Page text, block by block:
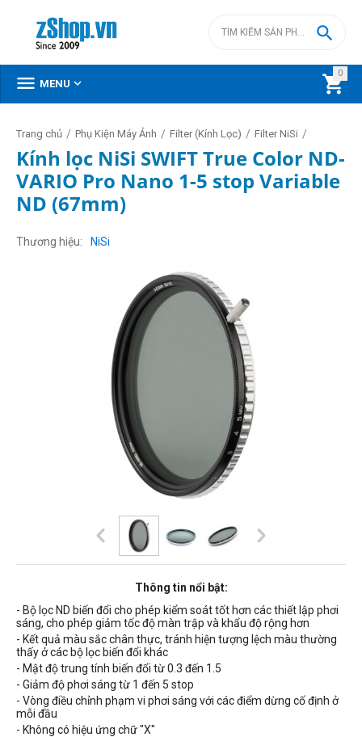
0


 MENU 
Trang chủ / Phụ Kiện Máy Ảnh / Filter (Kính Lọc) / Filter NiSi /
Kính lọc NiSi SWIFT True Color ND-
VARIO Pro Nano 1-5 stop Variable
ND (67mm)
Thương hiệu NiSi
Thông tin nổi bật:
- Bộ lọc ND biến đổi cho phép kiểm soát tốt hơn các thiết lập phơi
sáng, cho phép giảm tốc độ màn trập và khẩu độ rộng hơn
- Kết quả màu sắc chân thực, tránh hiện tượng lệch màu thường
thấy ở các bộ lọc biến đổi khác
- Mật độ trung tính biến đổi từ 0.3 đến 1.5
- Giảm độ phơi sáng từ 1 đến 5 stop
- Vòng điều chỉnh phạm vi phơi sáng với các điểm dừng cố định ở
mỗi đầu
- Không có hiệu ứng chữ "X"